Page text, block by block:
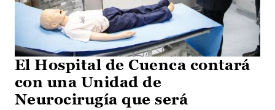
El Hospital de Cuenca contará
con una Unidad de
Neurocirugía que será